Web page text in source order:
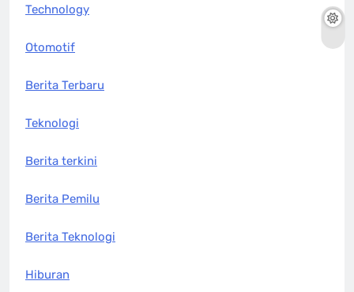
Technology
Otomotif
Berita Terbaru
Teknologi
Berita terkini
Berita Pemilu
Berita Teknologi
Hiburan